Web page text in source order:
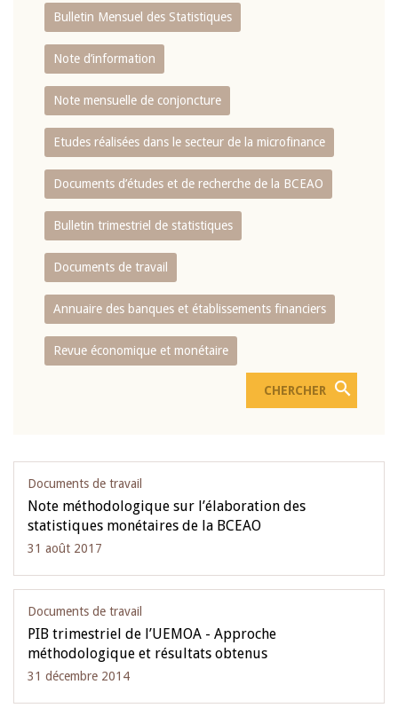
Bulletin Mensuel des Statistiques
Note d’information
Note mensuelle de conjoncture
Etudes réalisées dans le secteur de la microfinance
Documents d’études et de recherche de la BCEAO
Bulletin trimestriel de statistiques
Documents de travail
Annuaire des banques et établissements financiers
Revue économique et monétaire
Documents de travail
Note méthodologique sur l’élaboration des
statistiques monétaires de la BCEAO
31 août 2017
Documents de travail
PIB trimestriel de l’UEMOA - Approche
méthodologique et résultats obtenus
31 décembre 2014